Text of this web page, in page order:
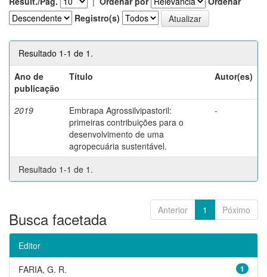
Registro(s)
Resultado 1-1 de 1.
Ano de
publicação
Título Autor(es)
2019
Embrapa Agrossilvipastoril:
primeiras contribuições para o
desenvolvimento de uma
agropecuária sustentável.
-
Resultado 1-1 de 1.
Anterior 1 Póximo
Busca facetada
Editor
1
FARIA, G. R.